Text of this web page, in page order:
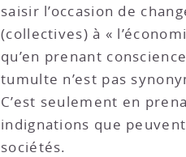
saisir l’occasion de
(collectives) à «
qu’en prenant
tumulte n’est pas
C’est seulement en
indignations que
sociétés.